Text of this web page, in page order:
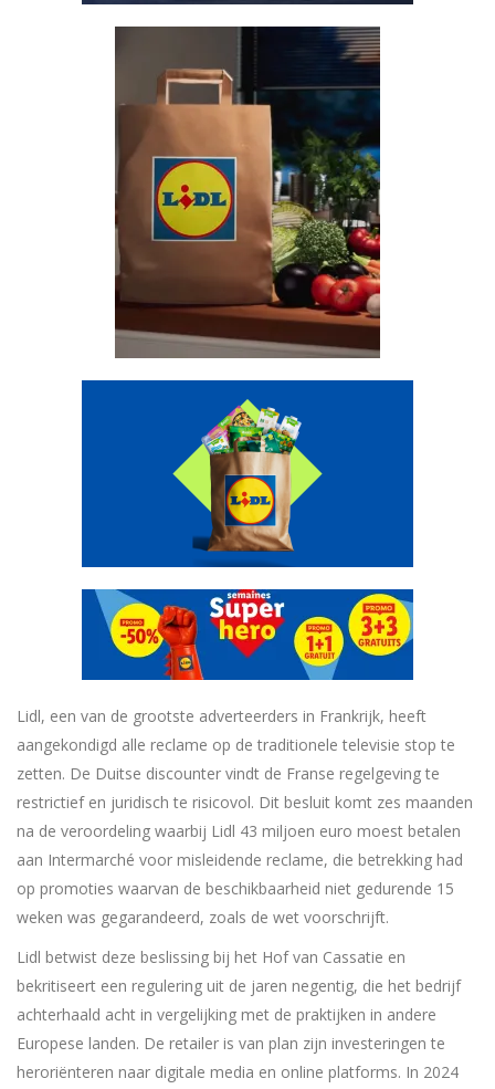
Lidl, een van de grootste adverteerders in Frankrijk, heeft
aangekondigd alle reclame op de traditionele televisie stop te
zetten. De Duitse discounter vindt de Franse regelgeving te
restrictief en juridisch te risicovol. Dit besluit komt zes maanden
na de veroordeling waarbij Lidl 43 miljoen euro moest betalen
aan Intermarché voor misleidende reclame, die betrekking had
op promoties waarvan de beschikbaarheid niet gedurende 15
weken was gegarandeerd, zoals de wet voorschrijft.
Lidl betwist deze beslissing bij het Hof van Cassatie en
bekritiseert een regulering uit de jaren negentig, die het bedrijf
achterhaald acht in vergelijking met de praktijken in andere
Europese landen. De retailer is van plan zijn investeringen te
heroriënteren naar digitale media en online platforms. In 2024